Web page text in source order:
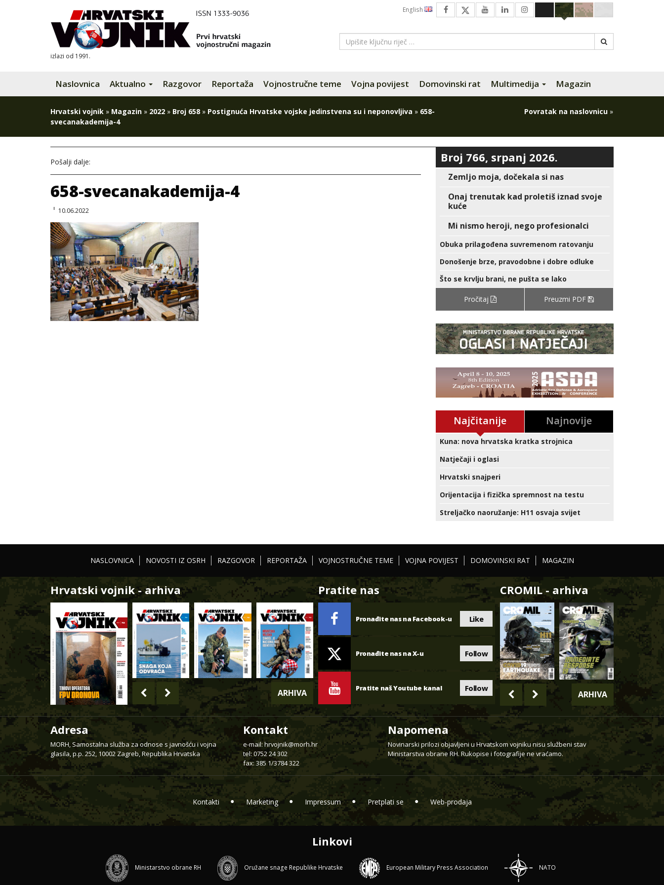
izlazi od 1991.
English
Naslovnica Aktualno Razgovor Reportaža Vojnostručne teme Vojna povijest Domovinski rat Multimedija Magazin
Hrvatski vojnik » Magazin » 2022 » Broj 658 » Postignuća Hrvatske vojske jedinstvena su i neponovljiva » 658-
svecanakademija-4
Povratak na naslovnicu »
Pošalji dalje:
658-svecanakademija-4
10.06.2022
Broj 766, srpanj 2026.
Zemljo moja, dočekala si nas
Onaj trenutak kad proletiš iznad svoje
kuće
Mi nismo heroji, nego profesionalci
Obuka prilagođena suvremenom ratovanju
Donošenje brze, pravodobne i dobre odluke
Što se krvlju brani, ne pušta se lako
Pročitaj Preuzmi PDF
Najčitanije Najnovije
Kuna: nova hrvatska kratka strojnica
Natječaji i oglasi
Hrvatski snajperi
Orijentacija i fizička spremnost na testu
Streljačko naoružanje: H11 osvaja svijet
NASLOVNICA NOVOSTI IZ OSRH RAZGOVOR REPORTAŽA VOJNOSTRUČNE TEME VOJNA POVIJEST DOMOVINSKI RAT MAGAZIN
Hrvatski vojnik - arhiva
ARHIVA
Pratite nas
Pronađite nas na Facebook-u Like
Pronađite nas na X-u Follow
Pratite naš Youtube kanal Follow
CROMIL - arhiva
ARHIVA
Adresa
MORH, Samostalna služba za odnose s javnošću i vojna
glasila, p.p. 252, 10002 Zagreb, Republika Hrvatska
Kontakt
e-mail: hrvojnik@morh.hr
tel: 0752 24 302
fax: 385 1/3784 322
Napomena
Novinarski prilozi objavljeni u Hrvatskom vojniku nisu službeni stav
Ministarstva obrane RH. Rukopise i fotografije ne vraćamo.
Kontakti Marketing Impressum Pretplati se Web-prodaja
Linkovi
Ministarstvo obrane RH Oružane snage Republike Hrvatske European Military Press Association NATO